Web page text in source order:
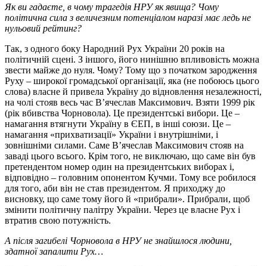
Як ви гадаєте, в чому трагедія НРУ як явища? Чому
політична сила з величезним потенціалом наразі має ледь не
нульовий рейтинг?
Так, з одного боку Народний Рух України 20 років на
політичній сцені. З іншого, його нинішню впливовість можна
звести майже до нуля. Чому? Тому що з початком зародження
Руху – широкої громадської організації, яка (не побоюсь цього
слова) власне й привела Україну до відновлення незалежності,
на чолі стояв весь час В’ячеслав Максимович. Взяти 1999 рік
(рік вбивства Чорновола). Це президентські вибори. Це –
намагання втягнути Україну в ЄЕП, в інші союзи. Це –
намагання «прихватизації» України і внутрішніми, і
зовнішніми силами. Саме В’ячеслав Максимович стояв на
заваді цього всього. Крім того, не виключаю, що саме він був
претендентом номер один на президентських виборах і,
відповідно – головним опонентом Кучми. Тому все робилося
для того, аби він не став президентом. Я приходжу до
висновку, що саме тому його й «прибрали». Прибрали, щоб
змінити політичну палітру України. Через це власне Рух і
втратив свою потужність.
А після загибелі Чорновола в НРУ не знайшлося людини,
здатної запалити Рух…